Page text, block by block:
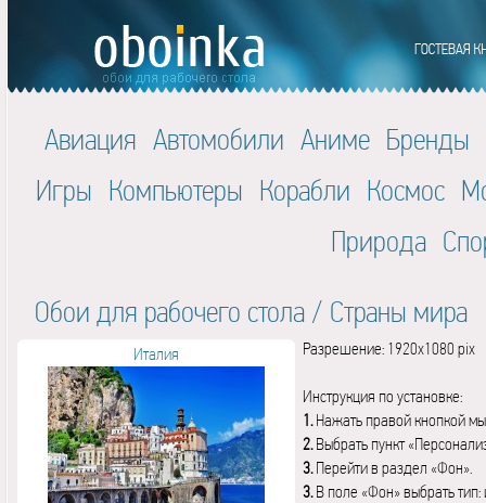
Авиация Автомобили Аниме Бренды
Игры Компьютеры Корабли Космос
Природа
Обои для рабочего стола / Страны мира
Италия Разрешение: 1920x1080 pix
Инструкция по установке:
1.Нажать правой кнопкой
2.Выбрать пункт
3.Перейти в раздел «Фон».
3.В поле «Фон» выбрать